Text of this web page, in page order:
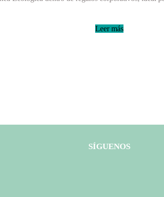
Leer más
SÍGUENOS